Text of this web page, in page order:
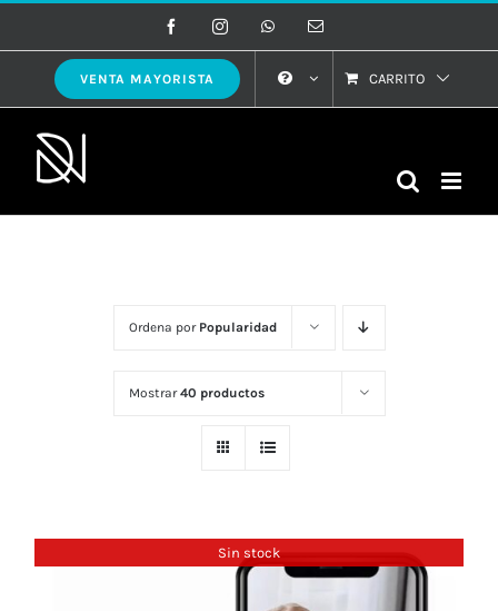
al
contenido
FacebookInstagramWhatsAppCorreo
VENTA MAYORISTA CARRITO
Ordena por Popularidad
Mostrar40 productos
Sin stock